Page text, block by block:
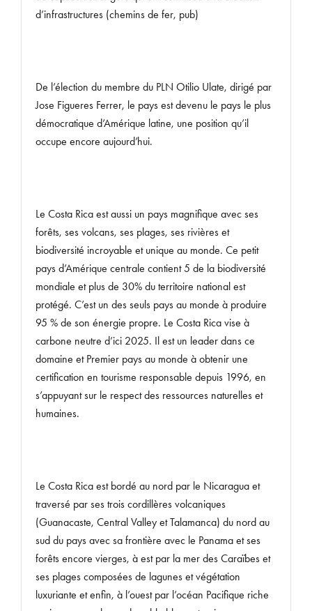
d’infrastructures (chemins de fer, pub)
De l’élection du membre du PLN Otilio Ulate, dirigé par
Jose Figueres Ferrer, le pays est devenu le pays le plus
démocratique d’Amérique latine, une position qu’il
occupe encore aujourd’hui.
Le Costa Rica est aussi un pays magnifique avec ses
forêts, ses volcans, ses plages, ses rivières et
biodiversité incroyable et unique au monde. Ce petit
pays d’Amérique centrale contient 5 de la biodiversité
mondiale et plus de 30% du territoire national est
protégé. C’est un des seuls pays au monde à produire
95 % de son énergie propre. Le Costa Rica vise à
carbone neutre d’ici 2025. Il est un leader dans ce
domaine et Premier pays au monde à obtenir une
certification en tourisme responsable depuis 1996, en
s’appuyant sur le respect des ressources naturelles et
humaines.
Le Costa Rica est bordé au nord par le Nicaragua et
traversé par ses trois cordillères volcaniques
(Guanacaste, Central Valley et Talamanca) du nord au
sud du pays avec sa frontière avec le Panama et ses
forêts encore vierges, à est par la mer des Caraïbes et
ses plages composées de lagunes et végétation
luxuriante et enfin, à l’ouest par l’océan Pacifique riche